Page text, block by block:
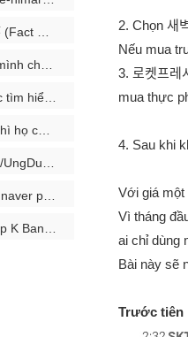
2. Chọn 새
Nếu mua
3. 로켓프
mua thực
4. Sau khi
Với giá một
Vì tháng
ai chỉ dùng
Bài này sẽ
Trước tiên